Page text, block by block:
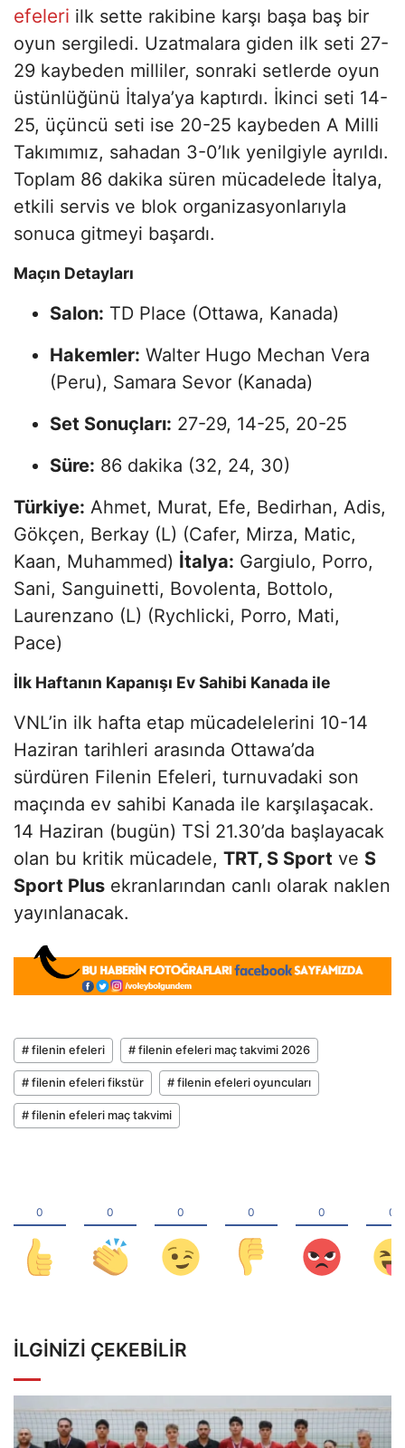
efeleri ilk sette rakibine karşı başa baş bir
oyun sergiledi. Uzatmalara giden ilk seti 27-
29 kaybeden milliler, sonraki setlerde oyun
üstünlüğünü İtalya’ya kaptırdı. İkinci seti 14-
25, üçüncü seti ise 20-25 kaybeden A Milli
Takımımız, sahadan 3-0’lık yenilgiyle ayrıldı.
Toplam 86 dakika süren mücadelede İtalya,
etkili servis ve blok organizasyonlarıyla
sonuca gitmeyi başardı.
Maçın Detayları
Salon: TD Place (Ottawa, Kanada)
Hakemler: Walter Hugo Mechan Vera
(Peru), Samara Sevor (Kanada)
Set Sonuçları: 27-29, 14-25, 20-25
Süre: 86 dakika (32, 24, 30)
Türkiye: Ahmet, Murat, Efe, Bedirhan, Adis,
Gökçen, Berkay (L) (Cafer, Mirza, Matic,
Kaan, Muhammed) İtalya: Gargiulo, Porro,
Sani, Sanguinetti, Bovolenta, Bottolo,
Laurenzano (L) (Rychlicki, Porro, Mati,
Pace)
İlk Haftanın Kapanışı Ev Sahibi Kanada ile
VNL’in ilk hafta etap mücadelelerini 10-14
Haziran tarihleri arasında Ottawa’da
sürdüren Filenin Efeleri, turnuvadaki son
maçında ev sahibi Kanada ile karşılaşacak.
14 Haziran (bugün) TSİ 21.30’da başlayacak
olan bu kritik mücadele, TRT, S Sport ve S
Sport Plus ekranlarından canlı olarak naklen
yayınlanacak.
# filenin efeleri # filenin efeleri maç takvimi 2026
# filenin efeleri fikstür # filenin efeleri oyuncuları
# filenin efeleri maç takvimi
İLGINIZI ÇEKEBILIR